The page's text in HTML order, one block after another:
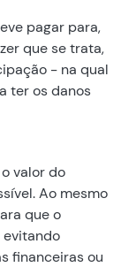
pagar para,
que se trata,
- na qual
ter os danos
valor do
Ao mesmo
que o
evitando
financeiras ou